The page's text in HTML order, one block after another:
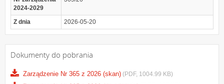
2024-2029
Z dnia 2026-05-20
Dokumenty do pobrania
Zarządzenie Nr 365 z 2026 (skan) (PDF, 1004.99 KB)